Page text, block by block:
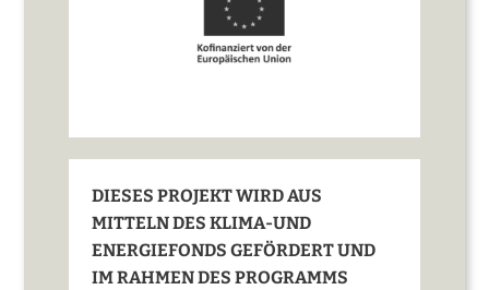
DIESES PROJEKT WIRD AUS
MITTELN DES KLIMA-UND
ENERGIEFONDS GEFÖRDERT UND
IM RAHMEN DES PROGRAMMS